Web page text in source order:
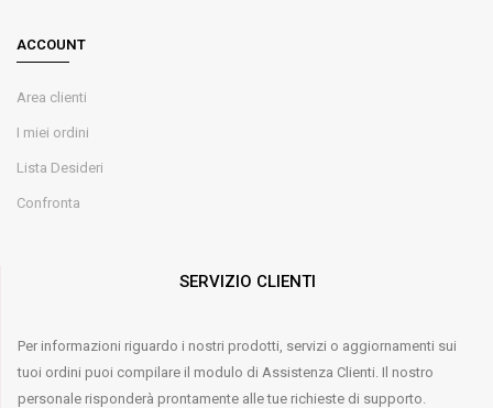
ACCOUNT
Area clienti
I miei ordini
Lista Desideri
Confronta
SERVIZIO CLIENTI
Per informazioni riguardo i nostri prodotti, servizi o aggiornamenti sui
tuoi ordini puoi compilare il modulo di Assistenza Clienti. Il nostro
personale risponderà prontamente alle tue richieste di supporto.